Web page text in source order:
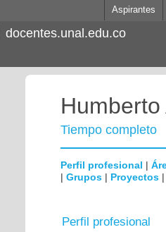
Aspirantes
docentes.unal.edu.co
Tiempo completo
Perfil profesional |
| Grupos | Proyectos
Perfil profesional